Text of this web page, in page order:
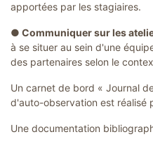
apportées par les stagiaires.
● Communiquer sur les
à se situer au sein d'une
des partenaires selon le
Un carnet de bord « Journal
d'auto-observation est réalisé
Une documentation